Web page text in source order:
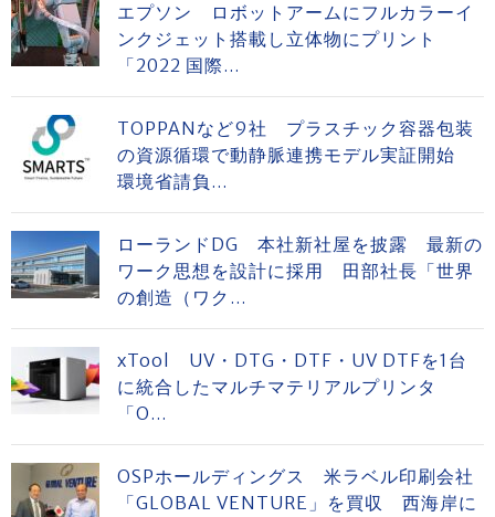
エプソン ロボットアームにフルカラーイ
ンクジェット搭載し立体物にプリント
「2022 国際...
TOPPANなど9社 プラスチック容器包装
の資源循環で動静脈連携モデル実証開始
環境省請負...
ローランドDG 本社新社屋を披露 最新の
ワーク思想を設計に採用 田部社長「世界
の創造（ワク...
xTool UV・DTG・DTF・UV DTFを1台
に統合したマルチマテリアルプリンタ
「O...
OSPホールディングス 米ラベル印刷会社
「GLOBAL VENTURE」を買収 西海岸に